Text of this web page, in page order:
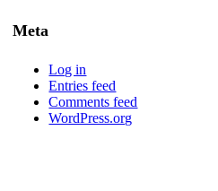
Meta
Log in
Entries feed
Comments feed
WordPress.org